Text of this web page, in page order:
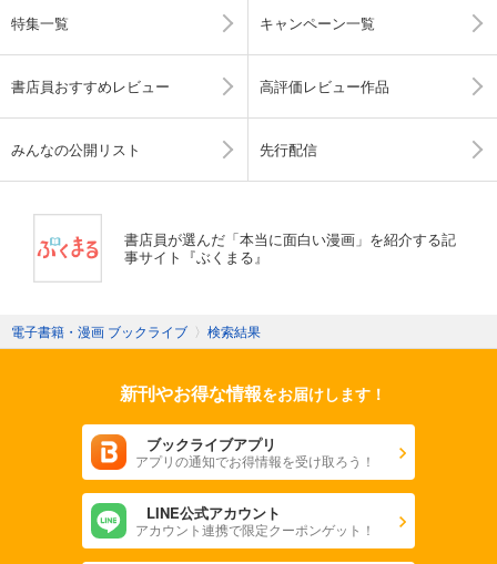
特集一覧 キャンペーン一覧
書店員おすすめレビュー 高評価レビュー作品
みんなの公開リスト 先行配信
書店員が選んだ「本当に面白い漫画」を紹介する記
事サイト『ぶくまる』
電子書籍・漫画 ブックライブ 〉 検索結果
新刊やお得な情報をお届けします！
ブックライブアプリ
アプリの通知でお得情報を受け取ろう！
LINE公式アカウント
アカウント連携で限定クーポンゲット！